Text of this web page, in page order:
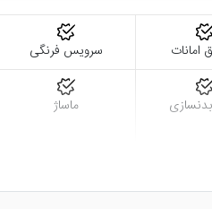
امانات سرویس فرنگی
ماساژ